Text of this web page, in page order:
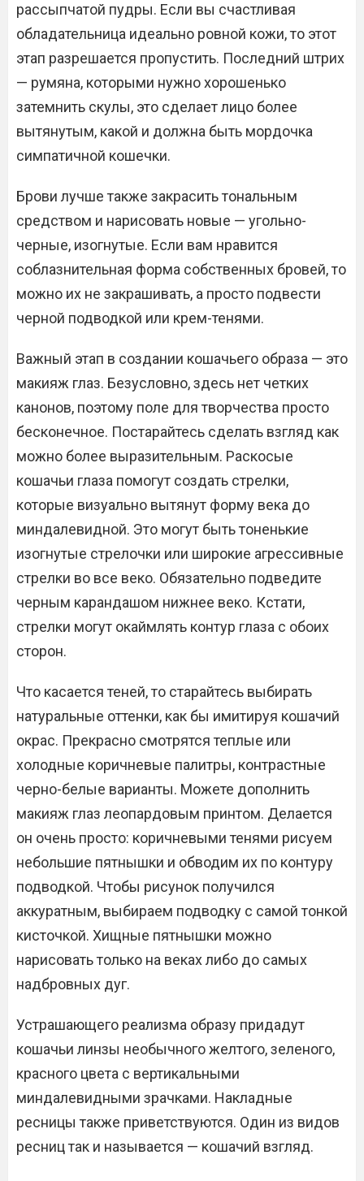
рассыпчатой пудры. Если вы счастливая
обладательница идеально ровной кожи, то этот
этап разрешается пропустить. Последний штрих
— румяна, которыми нужно хорошенько
затемнить скулы, это сделает лицо более
вытянутым, какой и должна быть мордочка
симпатичной кошечки.
Брови лучше также закрасить тональным
средством и нарисовать новые — угольно-
черные, изогнутые. Если вам нравится
соблазнительная форма собственных бровей, то
можно их не закрашивать, а просто подвести
черной подводкой или крем-тенями.
Важный этап в создании кошачьего образа — это
макияж глаз. Безусловно, здесь нет четких
канонов, поэтому поле для творчества просто
бесконечное. Постарайтесь сделать взгляд как
можно более выразительным. Раскосые
кошачьи глаза помогут создать стрелки,
которые визуально вытянут форму века до
миндалевидной. Это могут быть тоненькие
изогнутые стрелочки или широкие агрессивные
стрелки во все веко. Обязательно подведите
черным карандашом нижнее веко. Кстати,
стрелки могут окаймлять контур глаза с обоих
сторон.
Что касается теней, то старайтесь выбирать
натуральные оттенки, как бы имитируя кошачий
окрас. Прекрасно смотрятся теплые или
холодные коричневые палитры, контрастные
черно-белые варианты. Можете дополнить
макияж глаз леопардовым принтом. Делается
он очень просто: коричневыми тенями рисуем
небольшие пятнышки и обводим их по контуру
подводкой. Чтобы рисунок получился
аккуратным, выбираем подводку с самой тонкой
кисточкой. Хищные пятнышки можно
нарисовать только на веках либо до самых
надбровных дуг.
Устрашающего реализма образу придадут
кошачьи линзы необычного желтого, зеленого,
красного цвета с вертикальными
миндалевидными зрачками. Накладные
ресницы также приветствуются. Один из видов
ресниц так и называется — кошачий взгляд.